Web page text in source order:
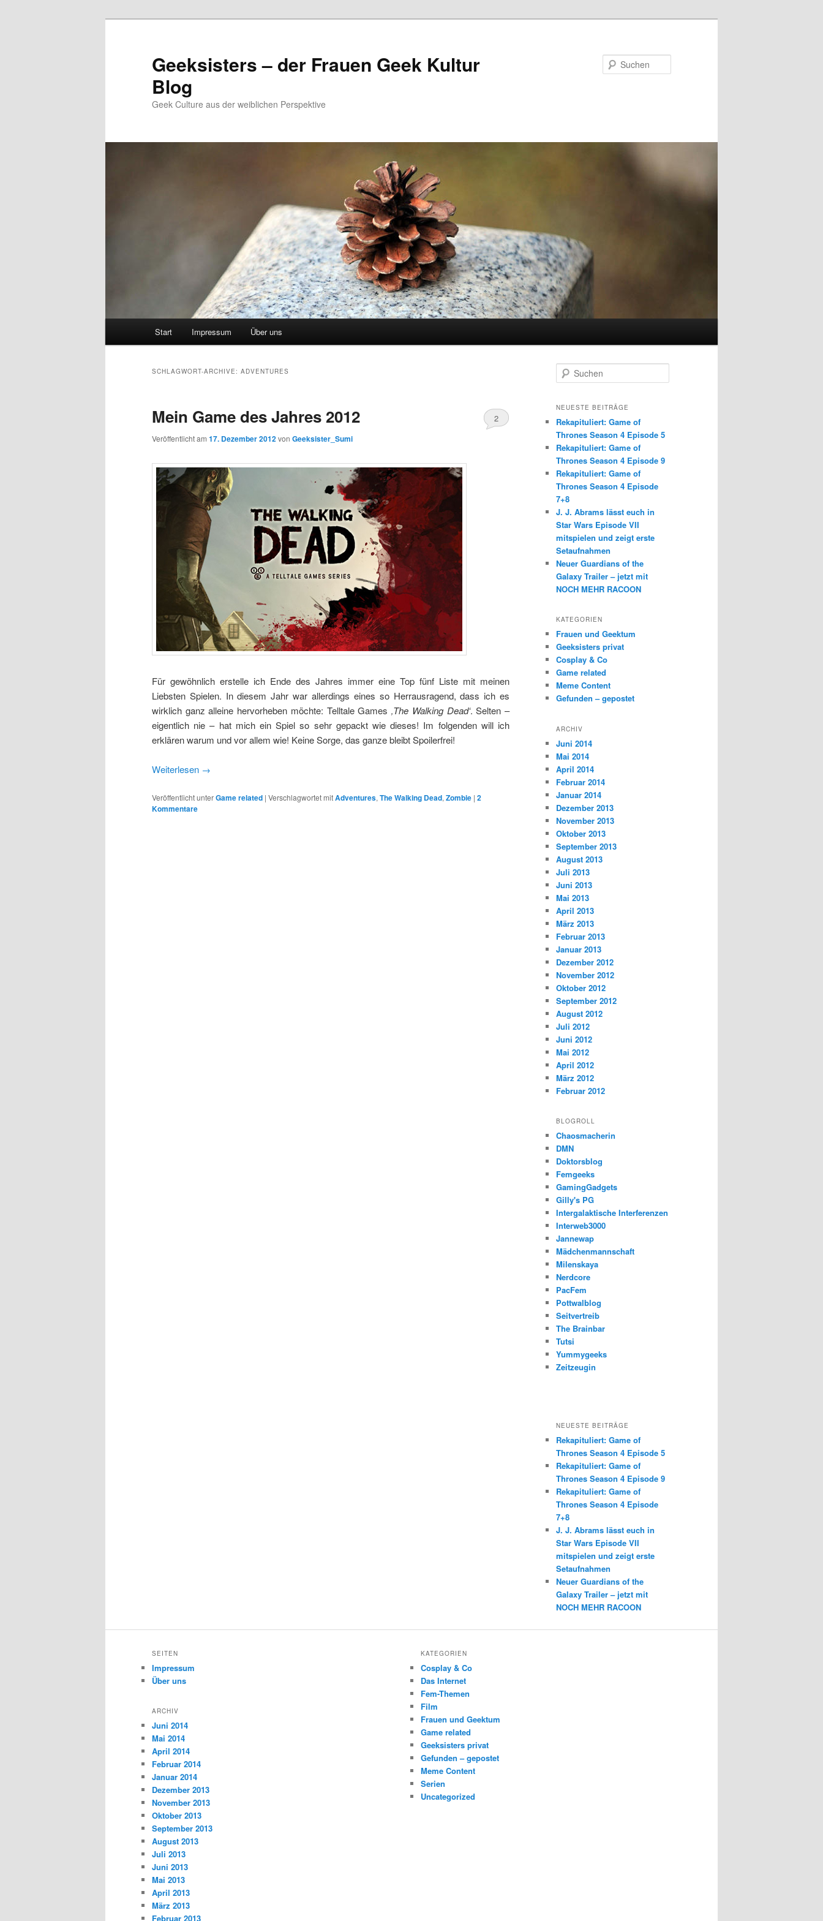
Geeksisters – der Frauen Geek Kultur
Blog
Geek Culture aus der weiblichen Perspektive
Start Impressum Über uns
SCHLAGWORT-ARCHIVE: ADVENTURES
Mein Game des Jahres 2012
Veröffentlicht am 17. Dezember 2012von Geeksister_Sumi
2
Für gewöhnlich erstelle ich Ende des Jahres immer eine Top fünf Liste mit meinen
Liebsten Spielen. In diesem Jahr war allerdings eines so Herrausragend, dass ich es
wirklich ganz alleine hervorheben möchte: Telltale Games‚The Walking Dead‘. Selten –
eigentlich nie – hat mich ein Spiel so sehr gepackt wie dieses! Im folgenden will ich
erklären warum und vor allem wie! Keine Sorge, das ganze bleibt Spoilerfrei!
Weiterlesen →
Veröffentlicht unterGame related | Verschlagwortet mitAdventures, The Walking Dead, Zombie | 2
Kommentare
u
h
n
NEUESTE BEITRÄGE
Rekapituliert: Game of
Thrones Season 4 Episode 5
Rekapituliert: Game of
Thrones Season 4 Episode 9
Rekapituliert: Game of
Thrones Season 4 Episode
7+8
J. J. Abrams lässt euch in
Star Wars Episode VII
mitspielen und zeigt erste
Setaufnahmen
Neuer Guardians of the
Galaxy Trailer – jetzt mit
NOCH MEHR RACOON
KATEGORIEN
Frauen und Geektum
Geeksisters privat
Cosplay & Co
Game related
Meme Content
Gefunden – gepostet
ARCHIV
Juni 2014
Mai 2014
April 2014
Februar 2014
Januar 2014
Dezember 2013
November 2013
Oktober 2013
September 2013
August 2013
Juli 2013
Juni 2013
Mai 2013
April 2013
März 2013
Februar 2013
Januar 2013
Dezember 2012
November 2012
Oktober 2012
September 2012
August 2012
Juli 2012
Juni 2012
Mai 2012
April 2012
März 2012
Februar 2012
BLOGROLL
Chaosmacherin
DMN
Doktorsblog
Femgeeks
GamingGadgets
Gilly's PG
Intergalaktische Interferenzen
Interweb3000
Jannewap
Mädchenmannschaft
Milenskaya
Nerdcore
PacFem
Pottwalblog
Seitvertreib
The Brainbar
Tutsi
Yummygeeks
Zeitzeugin
NEUESTE BEITRÄGE
Rekapituliert: Game of
Thrones Season 4 Episode 5
Rekapituliert: Game of
Thrones Season 4 Episode 9
Rekapituliert: Game of
Thrones Season 4 Episode
7+8
J. J. Abrams lässt euch in
Star Wars Episode VII
mitspielen und zeigt erste
Setaufnahmen
Neuer Guardians of the
Galaxy Trailer – jetzt mit
NOCH MEHR RACOON
SEITEN
Impressum
Über uns
ARCHIV
Juni 2014
Mai 2014
April 2014
Februar 2014
Januar 2014
Dezember 2013
November 2013
Oktober 2013
September 2013
August 2013
Juli 2013
Juni 2013
Mai 2013
April 2013
März 2013
Februar 2013
KATEGORIEN
Cosplay & Co
Das Internet
Fem-Themen
Film
Frauen und Geektum
Game related
Geeksisters privat
Gefunden – gepostet
Meme Content
Serien
Uncategorized